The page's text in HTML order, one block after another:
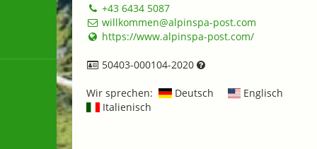
+43 6434 5087
willkommen@alpinspa-post.com
https://www.alpinspa-post.com/
50403-000104-2020
Wir sprechen: Deutsch
Englisch
Italienisch